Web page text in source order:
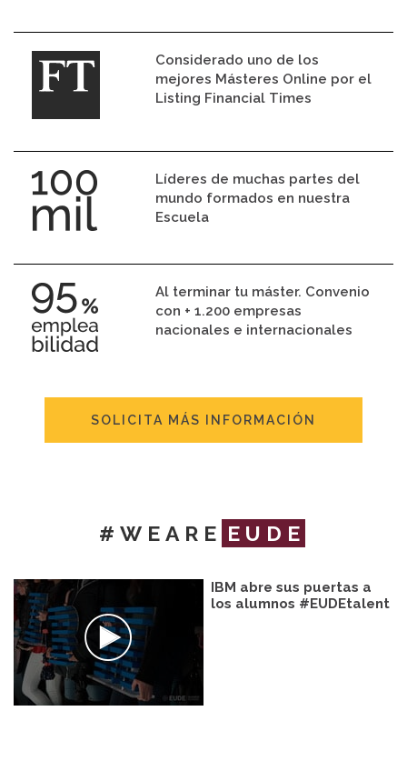
Considerado uno de los
mejores Másteres Online por el
Listing Financial Times
Líderes de muchas partes del
mundo formados en nuestra
Escuela
Al terminar tu máster. Convenio
con + 1.200 empresas
nacionales e internacionales
SOLICITA MÁS INFORMACIÓN
#WEARE EUDE
IBM abre sus puertas a
los alumnos #EUDEtalent